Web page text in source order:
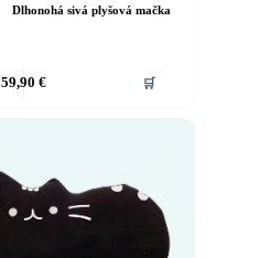
Dlhonohá sivá plyšová mačka
59,90 € 🛒